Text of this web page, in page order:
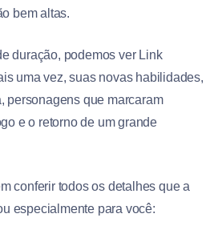
bem altas.
duração, podemos ver Link
uma vez, suas novas habilidades,
personagens que marcaram
e o retorno de um grande
conferir todos os detalhes que a
especialmente para você: